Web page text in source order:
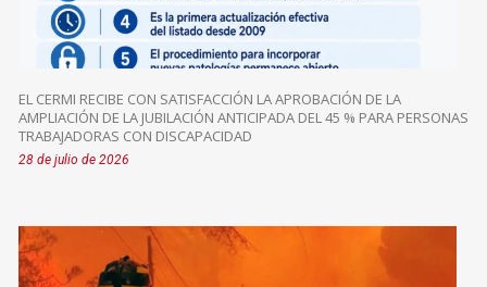
EL CERMI RECIBE CON SATISFACCIÓN LA APROBACIÓN DE LA
AMPLIACIÓN DE LA JUBILACIÓN ANTICIPADA DEL 45 % PARA PERSONAS
TRABAJADORAS CON DISCAPACIDAD
28 de julio de 2026